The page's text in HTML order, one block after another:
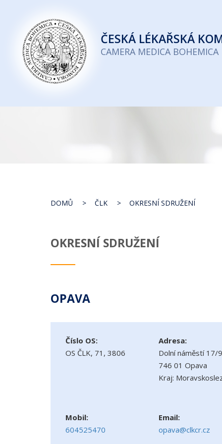
Česká
lékařská
komora
ČESKÁ LÉKAŘSKÁ
CAMERA MEDICA BOHEMICA
DOMŮ ČLK OKRESNÍ SDRUŽENÍ
OKRESNÍ SDRUŽENÍ
OPAVA
Číslo OS:
OS ČLK, 71, 3806
Adresa:
Dolní náměstí 17/9
746 01 Opava
Kraj:
Mobil:
604525470
Email:
opava@clkcr.cz